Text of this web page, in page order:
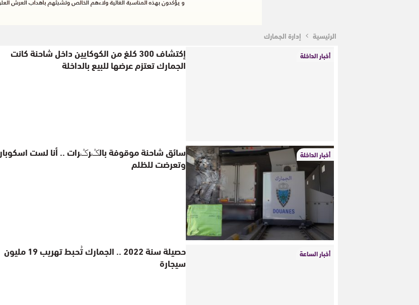
الرئيسية إدارة الجمارك
أخبار الداخلة إكتشاف 300 كلغ من الكوكايين داخل شاحنة كانت
الجمارك تعتزم عرضها للبيع بالداخلة
أخبار الداخلة سائق شاحنة موقوفة بالݣرݣرات .. أنا لست اسكوبار
وتعرضت للظلم
أخبار الساعة حصيلة سنة 2022 .. الجمارك تُحبط تهريب 19 مليون
سيجارة